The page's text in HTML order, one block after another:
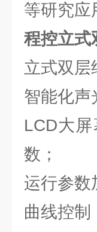
等研究应
程控立式
立式双层
智能化声
LCD大
数；
运行参数
曲线控制